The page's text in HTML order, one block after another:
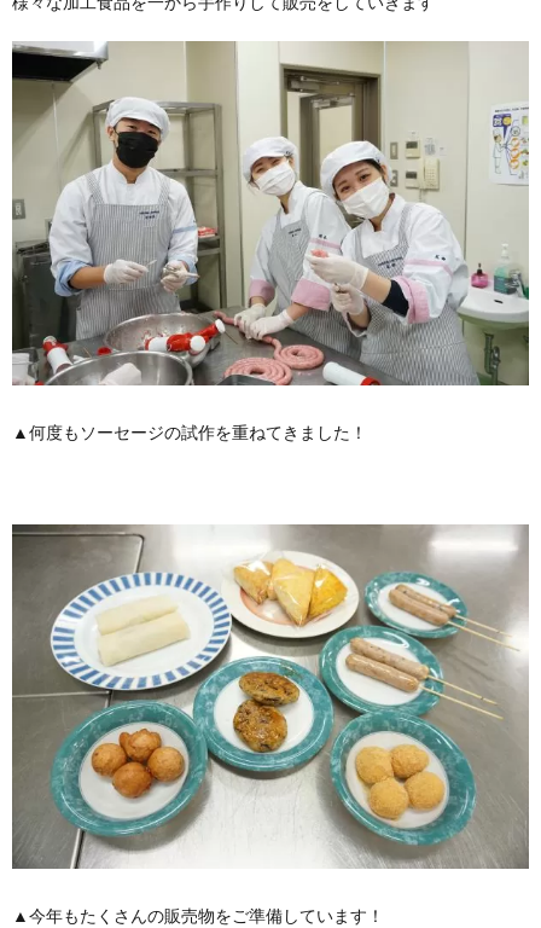
▲何度もソーセージの試作を重ねてきました！
▲今年もたくさんの販売物をご準備しています！